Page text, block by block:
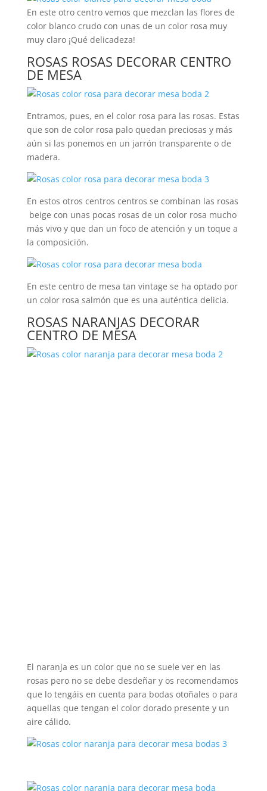
En este otro centro vemos que mezclan las flores de
color blanco crudo con unas de un color rosa muy
muy claro ¡Qué delicadeza!
ROSAS ROSAS DECORAR CENTRO
DE MESA
Entramos, pues, en el color rosa para las rosas. Estas
que son de color rosa palo quedan preciosas y más
aún si las ponemos en un jarrón transparente o de
madera.
En estos otros centros centros se combinan las rosas
beige con unas pocas rosas de un color rosa mucho
más vivo y que dan un foco de atención y un toque a
la composición.
En este centro de mesa tan vintage se ha optado por
un color rosa salmón que es una auténtica delicia.
ROSAS NARANJAS DECORAR
CENTRO DE MESA
El naranja es un color que no se suele ver en las
rosas pero no se debe desdeñar y os recomendamos
que lo tengáis en cuenta para bodas otoñales o para
aquellas que tengan el color dorado presente y un
aire cálido.